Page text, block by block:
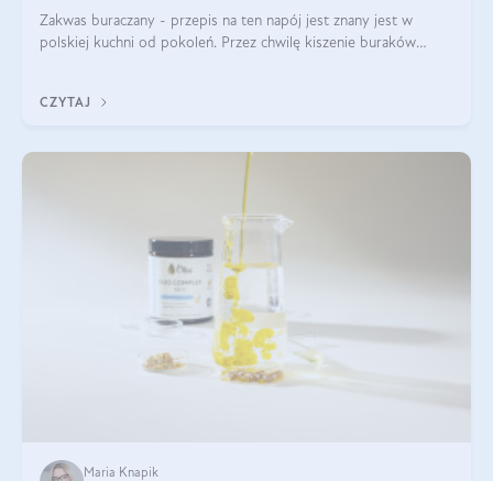
Zakwas buraczany - przepis na ten napój jest znany jest w
polskiej kuchni od pokoleń. Przez chwilę kiszenie buraków
CZYTAJ
Maria Knapik